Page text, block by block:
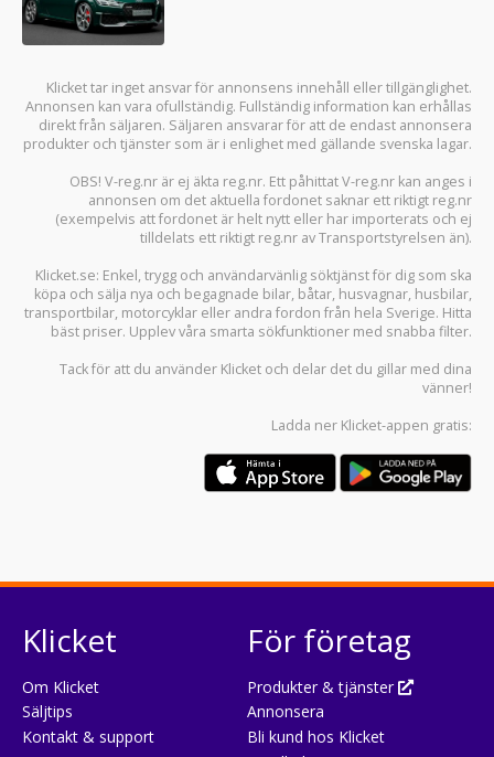
Klicket tar inget ansvar för annonsens innehåll eller tillgänglighet.
Annonsen kan vara ofullständig. Fullständig information kan erhållas
direkt från säljaren. Säljaren ansvarar för att de endast annonsera
produkter och tjänster som är i enlighet med gällande svenska lagar.
OBS! V-reg.nr är ej äkta reg.nr. Ett påhittat V-reg.nr kan anges i
annonsen om det aktuella fordonet saknar ett riktigt reg.nr
(exempelvis att fordonet är helt nytt eller har importerats och ej
tilldelats ett riktigt reg.nr av Transportstyrelsen än).
Klicket.se: Enkel, trygg och användarvänlig söktjänst för dig som ska
köpa och sälja nya och begagnade bilar, båtar, husvagnar, husbilar,
transportbilar, motorcyklar eller andra fordon från hela Sverige. Hitta
bäst priser. Upplev våra smarta sökfunktioner med snabba filter.
Tack för att du använder Klicket och delar det du gillar med dina
vänner!
Ladda ner Klicket-appen gratis:
Klicket
Om Klicket
Säljtips
Kontakt & support
För företag
Produkter & tjänster
Annonsera
Bli kund hos Klicket